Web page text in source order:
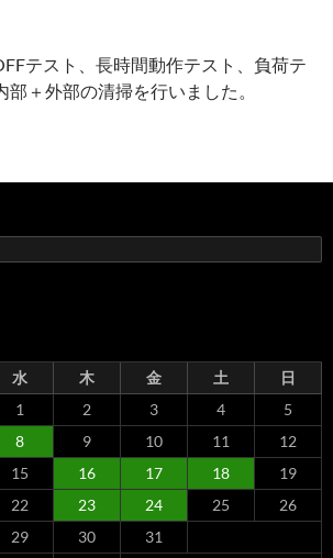
テスト、長時間動作テスト、負荷テ
部＋外部の清掃を行いました。
水 木 金 土 日
1 2 3 4
5
8 9 10 11
12
15 16 17 18
19
22 23 24 25
26
29 30 31